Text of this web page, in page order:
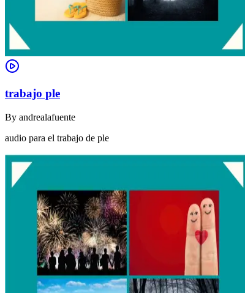
trabajo ple
By andrealafuente
audio para el trabajo de ple